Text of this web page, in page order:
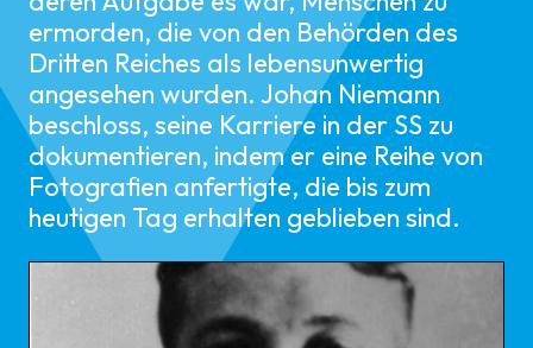
ermorden, die von den Behörden des
Dritten Reiches als lebensunwertig
angesehen wurden. Johan Niemann
beschloss, seine Karriere in der SS zu
dokumentieren, indem er eine Reihe von
Fotografien anfertigte, die bis zum
heutigen Tag erhalten geblieben sind.